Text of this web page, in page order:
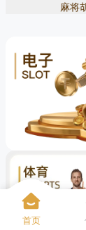
首页